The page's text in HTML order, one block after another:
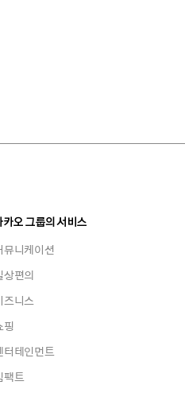
카오 그룹의 서비스
뮤니케이션
상편의
즈니스
핑
터테인먼트
팩트